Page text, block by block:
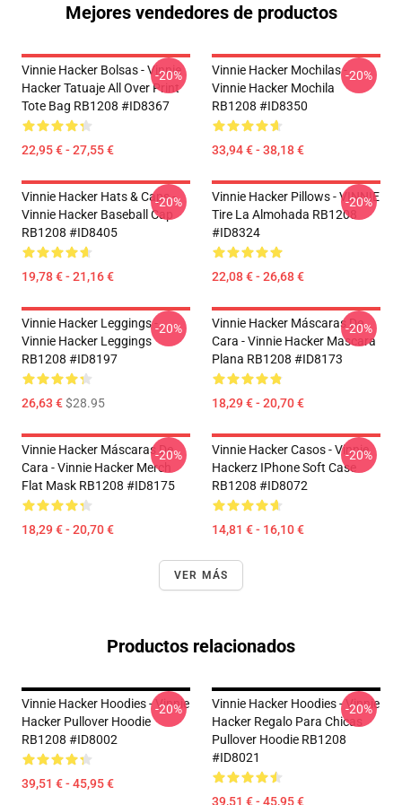
Mejores vendedores de productos
Vinnie Hacker Bolsas - Vinnie
Hacker Tatuaje All Over Print
Tote Bag RB1208 #ID8367
22,95 € - 27,55 €
-20%
Vinnie Hacker Mochilas -
Vinnie Hacker Mochila
RB1208 #ID8350
33,94 € - 38,18 €
-20%
Vinnie Hacker Hats & Caps -
Vinnie Hacker Baseball Cap
RB1208 #ID8405
19,78 € - 21,16 €
-20%
Vinnie Hacker Pillows - VINNIE
Tire La Almohada RB1208
#ID8324
22,08 € - 26,68 €
-20%
Vinnie Hacker Leggings -
Vinnie Hacker Leggings
RB1208 #ID8197
26,63 €$28.95
-20%
Vinnie Hacker Máscaras De
Cara - Vinnie Hacker Mascara
Plana RB1208 #ID8173
18,29 € - 20,70 €
-20%
Vinnie Hacker Máscaras De
Cara - Vinnie Hacker Merch
Flat Mask RB1208 #ID8175
18,29 € - 20,70 €
-20%
Vinnie Hacker Casos - Vinnie
Hackerz IPhone Soft Case
RB1208 #ID8072
14,81 € - 16,10 €
-20%
VER MÁS
Productos relacionados
Vinnie Hacker Hoodies - Vinnie
Hacker Pullover Hoodie
RB1208 #ID8002
39,51 € - 45,95 €
-20%
Vinnie Hacker Hoodies - Vinnie
Hacker Regalo Para Chicas
Pullover Hoodie RB1208
#ID8021
39,51 € - 45,95 €
-20%